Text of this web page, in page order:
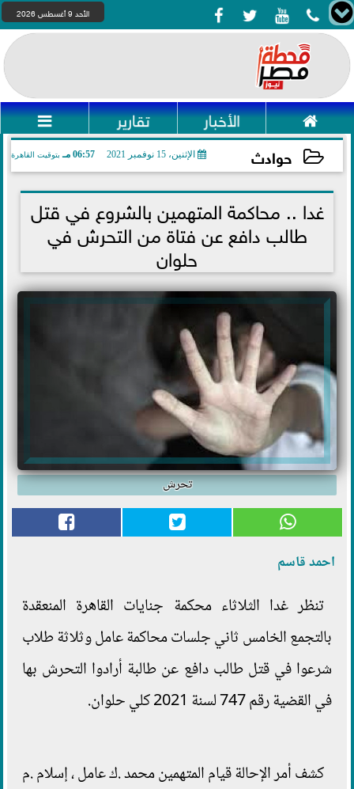
    الأحد 9 أغسطس 2026
 الأخبار تقارير 
حوادث الإثنين، 15 نوفمبر 2021 06:57 مـ بتوقيت القاهرة
2021-11-15 18:57:03
غدا .. محاكمة المتهمين بالشروع في قتل
طالب دافع عن فتاة من التحرش في
حلوان
تحرش
احمد قاسم
تنظر غدا الثلاثاء محكمة جنايات القاهرة المنعقدة
بالتجمع الخامس ثاني جلسات محاكمة عامل وثلاثة طلاب
شرعوا في قتل طالب دافع عن طالبة أرادوا التحرش بها
في القضية رقم 747 لسنة 2021 كلي حلوان.
كشف أمر الإحالة قيام المتهمين محمد .ك عامل ، إسلام .م